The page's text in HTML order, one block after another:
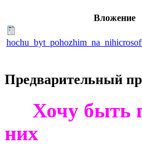
Вложение
Предварительный
Хочу быть
них